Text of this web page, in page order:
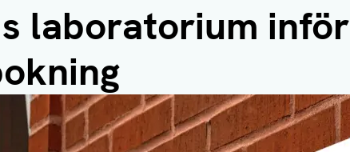
laboratorium inför